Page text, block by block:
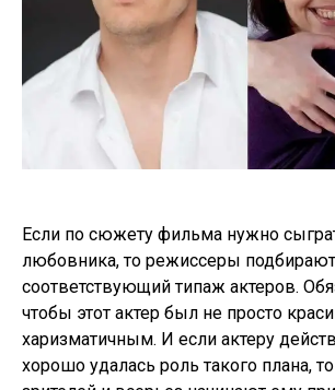
Если по сюжету фильма нужно
любовника, то режиссеры подбирают
соответствующий типаж актеров.
чтобы этот актер был не просто
харизматичным. И если актеру
хорошо удалась роль такого плана,